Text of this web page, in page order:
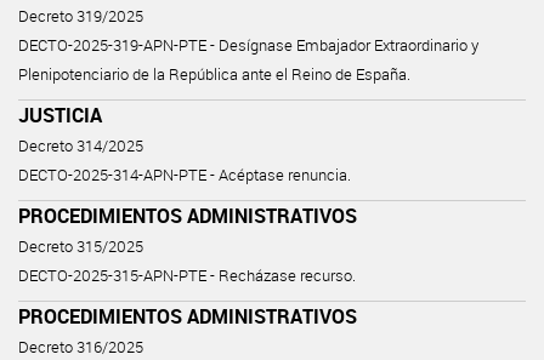
Decreto 319/2025
DECTO-2025-319-APN-PTE - Desígnase Embajador Extraordinario y
Plenipotenciario de la República ante el Reino de España.
JUSTICIA
Decreto 314/2025
DECTO-2025-314-APN-PTE - Acéptase renuncia.
PROCEDIMIENTOS ADMINISTRATIVOS
Decreto 315/2025
DECTO-2025-315-APN-PTE - Recházase recurso.
PROCEDIMIENTOS ADMINISTRATIVOS
Decreto 316/2025